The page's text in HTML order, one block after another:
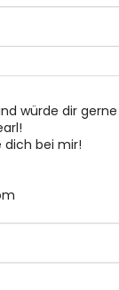
würde dir
dich bei mir!